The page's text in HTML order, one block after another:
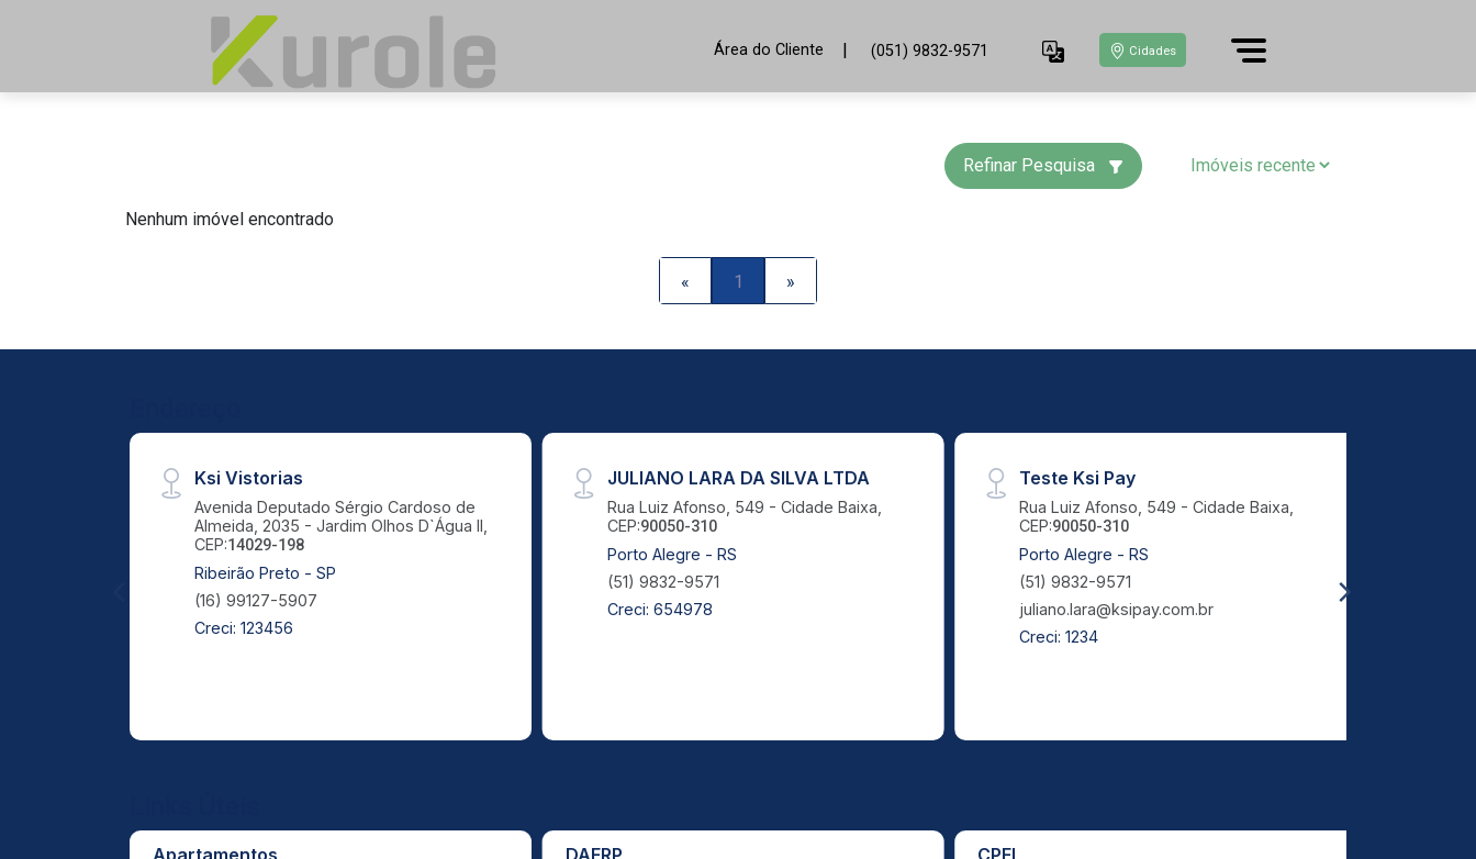
Área do Cliente | (051) 9832-9571 Cidades
Refinar Pesquisa
Nenhum imóvel encontrado
« 1 »
Ksi Vistorias
Avenida Deputado Sérgio Cardoso de
Almeida, 2035 - Jardim Olhos D`Água II,
CEP:14029-198
Ribeirão Preto - SP
(16) 99127-5907
Creci: 123456
JULIANO LARA DA SILVA LTDA
Rua Luiz Afonso, 549 - Cidade Baixa,
CEP:90050-310
Porto Alegre - RS
(51) 9832-9571
Creci: 654978
Teste Ksi Pay
Rua Luiz Afonso, 549 - Cidade Baixa,
CEP:90050-310
Porto Alegre - RS
(51) 9832-9571
juliano.lara@ksipay.com.br
Creci: 1234
Apartamentos DAERP CPFL